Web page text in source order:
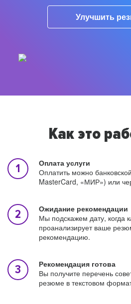
Улучшить
Как это
Оплата услуги
Оплатить можно
MasterCard, «МИР») или
Ожидание рекомендации
Мы подскажем дату, когда
проанализирует ваше
рекомендацию.
Рекомендация готова
Вы получите перечень
резюме в текстовом